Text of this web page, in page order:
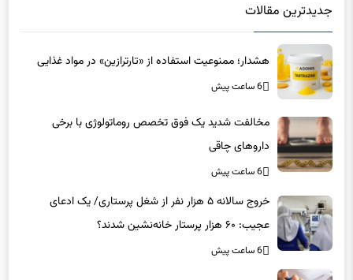
جدیدترین مقالات
هشدار؛ ممنوعیت استفاده از «تارترازین» در مواد غذایی
6 ساعت پیش
مخالفت شدید یک فوق تخصص روماتولوژی با برخی
داروهای چاقی
6 ساعت پیش
خروج سالانه ۵ هزار نفر از شغل پرستاری/ یک ادعای
عجیب: ۶۰ هزار پرستار خانه‌نشین شدند؟
6 ساعت پیش